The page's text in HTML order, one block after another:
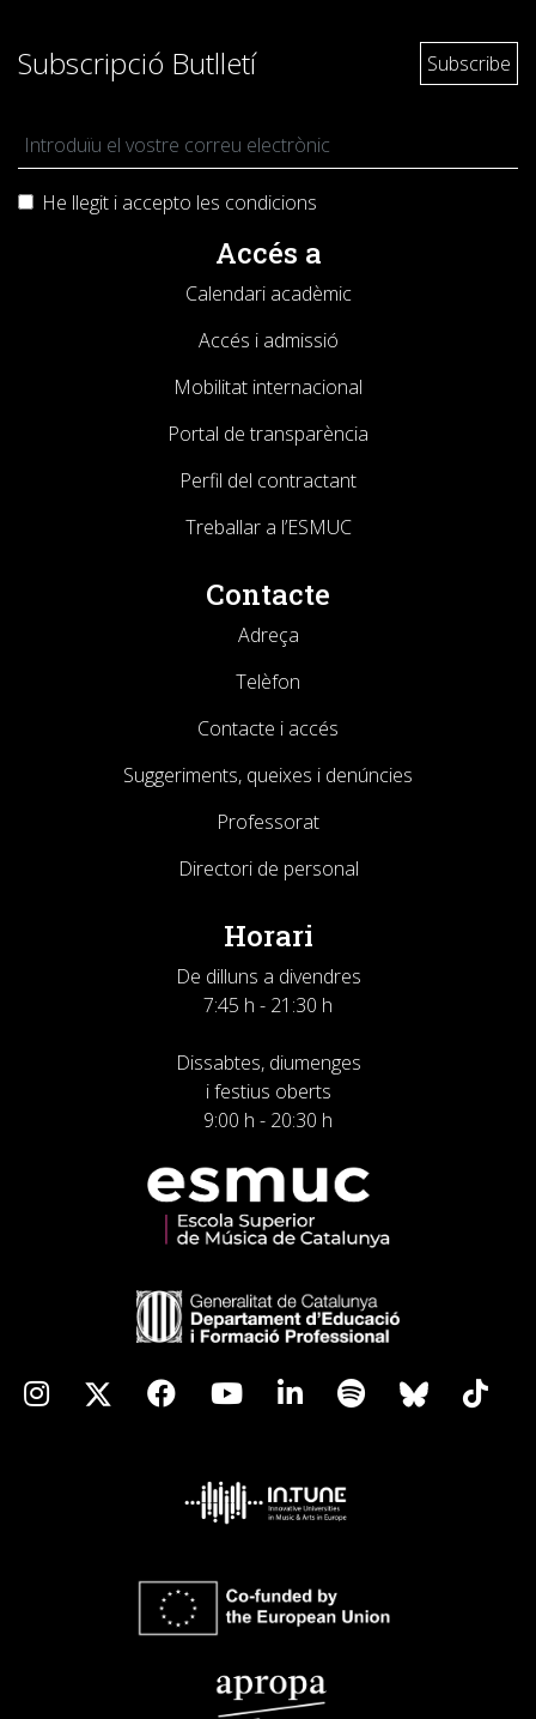
Subscripció Butlletí
He llegit i accepto les condicions
Accés a
Calendari acadèmic
Accés i admissió
Mobilitat internacional
Portal de transparència
Perfil del contractant
Treballar a l’ESMUC
Contacte
Adreça
Telèfon
Contacte i accés
Suggeriments, queixes i denúncies
Professorat
Directori de personal
Horari
De dilluns a divendres
7:45 h - 21:30 h
Dissabtes, diumenges
i festius oberts
9:00 h - 20:30 h